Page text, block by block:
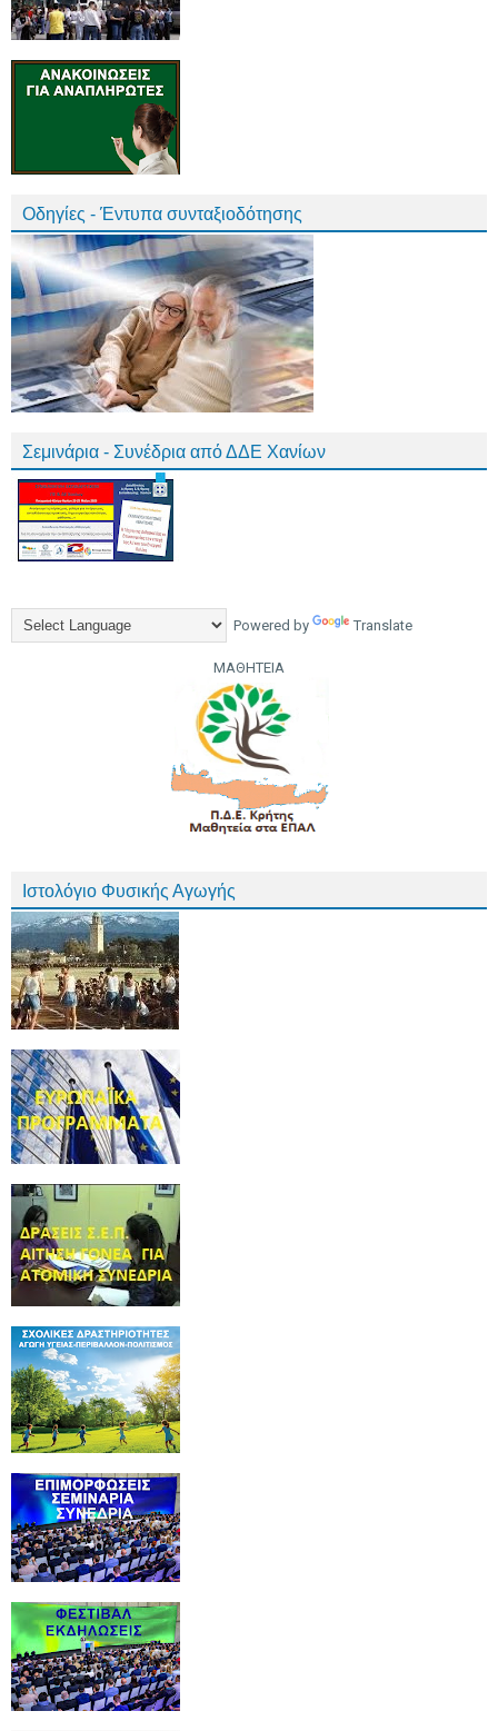
Οδηγίες - Έντυπα συνταξιοδότησης
Σεμινάρια - Συνέδρια από ΔΔΕ Χανίων
Powered by Translate
ΜΑΘΗΤΕΙΑ
Ιστολόγιο Φυσικής Αγωγής